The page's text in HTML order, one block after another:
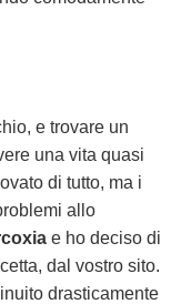
e trovare un
una vita quasi
di tutto, ma i
allo
e ho deciso di
dal vostro sito.
drasticamente